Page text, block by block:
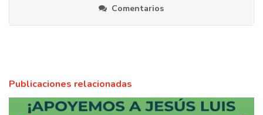
Comentarios
Publicaciones relacionadas